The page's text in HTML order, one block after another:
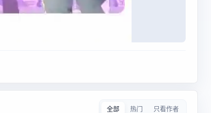
全部 热门 只看作者